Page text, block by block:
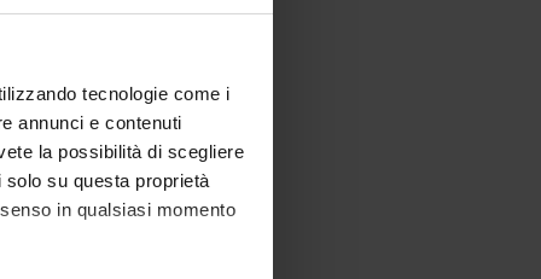
tecnologie come i
annunci e contenuti
la possibilità di scegliere
su questa proprietà
in qualsiasi momento
Collegata
Collegata
Collegata